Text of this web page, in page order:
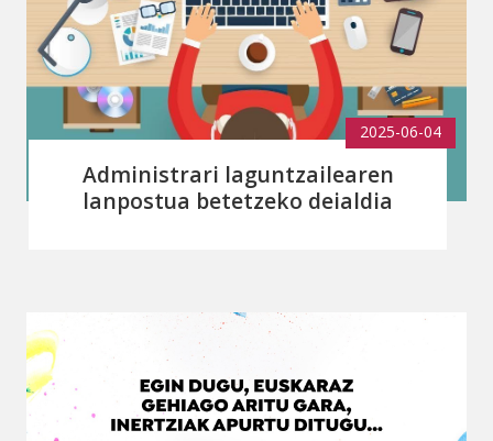
2025-06-04
Administrari laguntzailearen
lanpostua betetzeko deialdia